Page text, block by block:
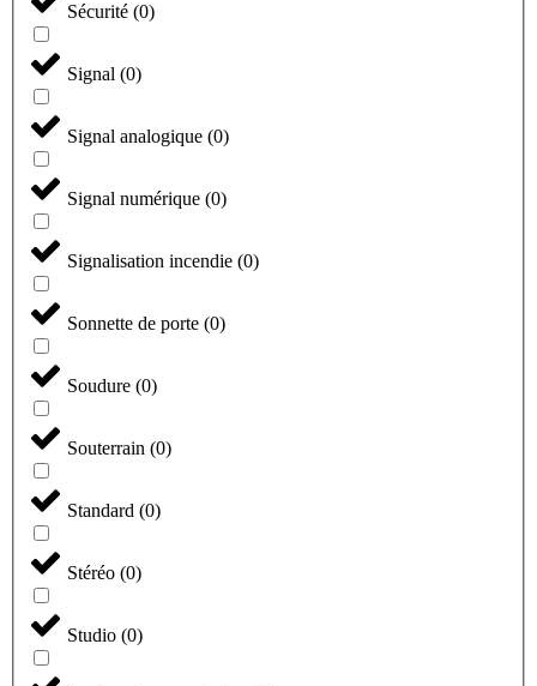
Sécurité (0)
Signal (0)
Signal analogique (0)
Signal numérique (0)
Signalisation incendie (0)
Sonnette de porte (0)
Soudure (0)
Souterrain (0)
Standard (0)
Stéréo (0)
Studio (0)